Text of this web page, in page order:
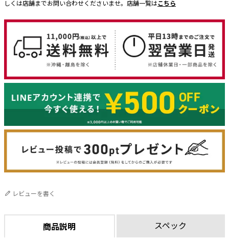
しくは店舗までお問い合わせくださいませ。店舗一覧はこちら
レビューを書く
商品説明 スペック